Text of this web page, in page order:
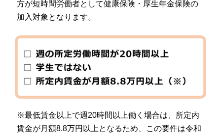
方が短時間労働者として健康保険・厚生年金保険の
加入対象となります。
※最低賃金以上で週20時間以上働く場合は、所定内
賃金が月額8.8万円以上となるため、この要件は令和